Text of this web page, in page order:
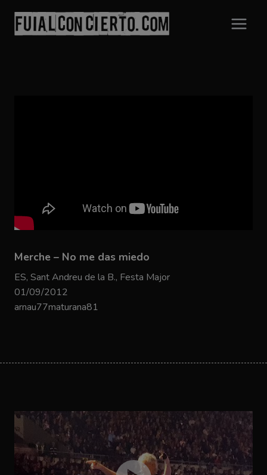
contenido
Merche – No me das miedo
ES, Sant Andreu de la B., Festa Major
01/09/2012
arnau77maturana81